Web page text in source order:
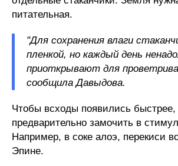
питательная.
"Для сохранения влаги
пленкой, но каждый день
приоткрывают для
сообщила Давыдова.
Чтобы всходы появились
предварительно замочить в
Например, в соке алоэ, перекиси
Эпине.